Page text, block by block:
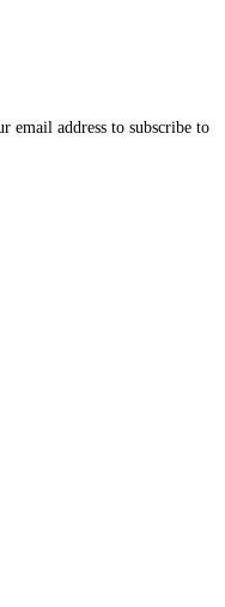
email address to subscribe to